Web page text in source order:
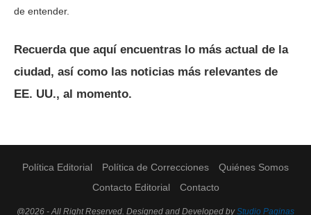
de entender.
Recuerda que aquí encuentras lo más actual de la
ciudad, así como las noticias más relevantes de
EE. UU., al momento.
Política Editorial Política de Correcciones
Quiénes Somos
Contacto Editorial
Contacto
@2026 - All Right Reserved. Designed and Developed byStudio Paginas